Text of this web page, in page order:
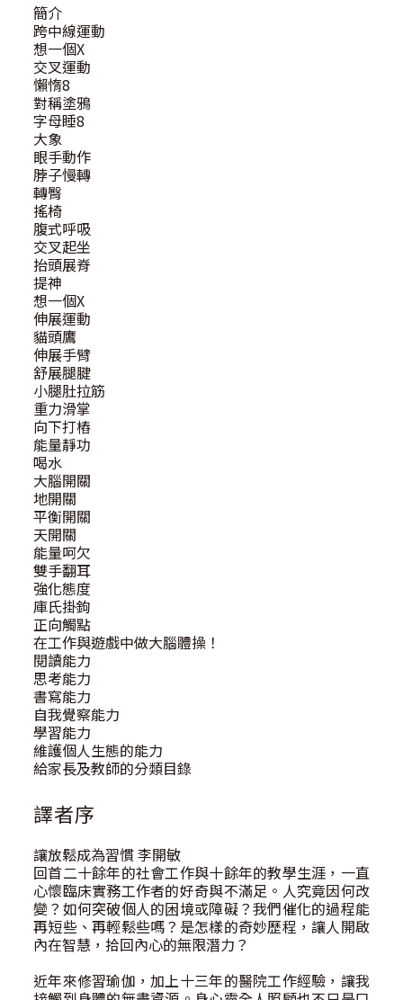
簡介
跨中線運動
想一個X
交叉運動
懶惰8
對稱塗鴉
字母睡8
大象
眼手動作
脖子慢轉
轉臀
搖椅
腹式呼吸
交叉起坐
抬頭展脊
提神
想一個X
伸展運動
貓頭鷹
伸展手臂
舒展腿腱
小腿肚拉筋
重力滑掌
向下打樁
能量靜功
喝水
大腦開關
地開關
平衡開關
天開關
能量呵欠
雙手翻耳
強化態度
庫氏掛鉤
正向觸點
在工作與遊戲中做大腦體操！
閱讀能力
思考能力
書寫能力
自我覺察能力
學習能力
維護個人生態的能力
給家長及教師的分類目錄
譯者序
讓放鬆成為習慣 李開敏
回首二十餘年的社會工作與十餘年的教學生涯，一直
心懷臨床實務工作者的好奇與不滿足。人究竟因何改
變？如何突破個人的困境或障礙？我們催化的過程能
再短些、再輕鬆些嗎？是怎樣的奇妙歷程，讓人開啟
內在智慧，拾回內心的無限潛力？
近年來修習瑜伽，加上十三年的醫院工作經驗，讓我